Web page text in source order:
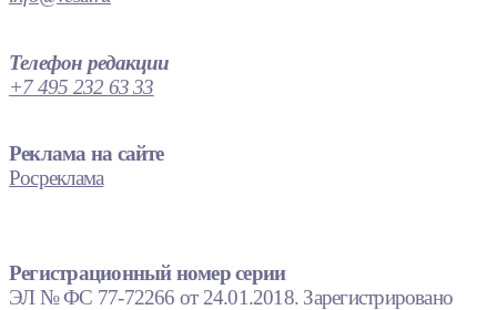
Телефон редакции
+7 495 232 63 33
Реклама на сайте
Росреклама
Регистрационный номер серии
ЭЛ № ФС 77-72266 от 24.01.2018. Зарегистрировано